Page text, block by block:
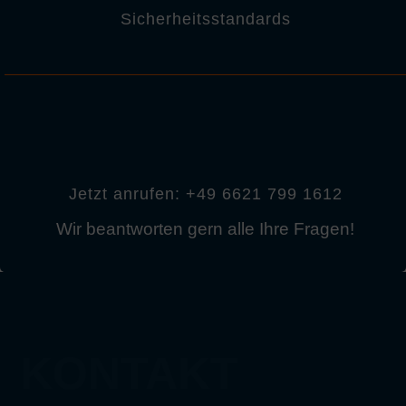
Sicherheitsstandards
Jetzt anrufen: +49 6621 799 1612
Wir beantworten gern alle Ihre Fragen!